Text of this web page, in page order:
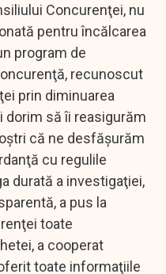
Concurenţei, nu
pentru încălcarea
program de
recunoscut
prin diminuarea
dorim să îi reasigurăm
că ne desfăşurăm
cu regulile
durată a investigaţiei,
a pus la
toate
a cooperat
toate informaţiile